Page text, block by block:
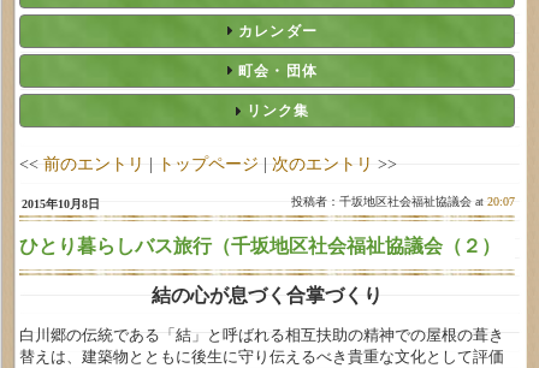
カレンダー
町会・団体
リンク集
<< 前のエントリ | トップページ | 次のエントリ >>
2015年10月8日 投稿者：千坂地区社会福祉協議会 at20:07
ひとり暮らしバス旅行（千坂地区社会福祉協議会（２）
結の心が息づく合掌づくり
白川郷の伝統である「結」と呼ばれる相互扶助の精神での屋根の葺き
替えは、建築物とともに後生に守り伝えるべき貴重な文化として評価